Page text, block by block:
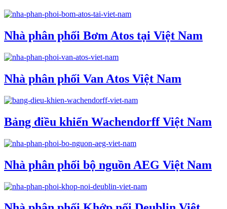
Nhà phân phối Bơm Atos tại Việt Nam
Nhà phân phối Van Atos Việt Nam
Bảng điều khiển Wachendorff Việt Nam
Nhà phân phối bộ nguồn AEG Việt Nam